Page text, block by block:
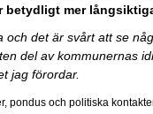
betydligt mer
det är svårt att se
del av kommunernas
jag förordar.
pondus och politiska